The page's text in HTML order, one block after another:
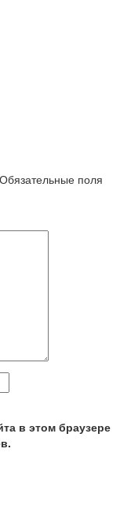
Обязательные поля
в этом браузере